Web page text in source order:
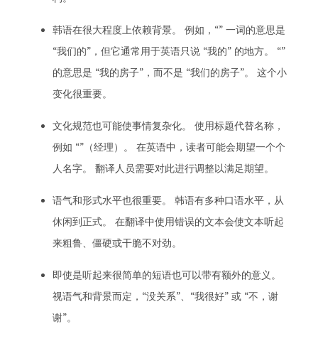
韩语在很大程度上依赖背景。 例如，“” 一词的意思是
“我们的”，但它通常用于英语只说 “我的” 的地方。 “”
的意思是 “我的房子”，而不是 “我们的房子”。 这个小
变化很重要。
文化规范也可能使事情复杂化。 使用标题代替名称，
例如 “”（经理）。 在英语中，读者可能会期望一个个
人名字。 翻译人员需要对此进行调整以满足期望。
语气和形式水平也很重要。 韩语有多种口语水平，从
休闲到正式。 在翻译中使用错误的文本会使文本听起
来粗鲁、僵硬或干脆不对劲。
即使是听起来很简单的短语也可以带有额外的意义。
视语气和背景而定，“没关系”、“我很好” 或 “不，谢
谢”。